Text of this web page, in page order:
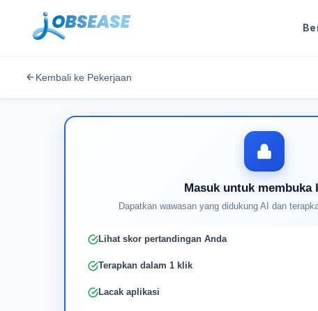
Kembali ke Pekerjaan
Masuk untuk membuka
Dapatkan wawasan yang didukung AI dan
Lihat skor pertandingan Anda
Terapkan dalam 1 klik
Lacak aplikasi